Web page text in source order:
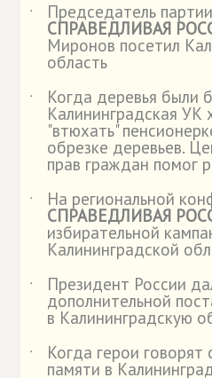
˙ Председатель партии
СПРАВЕДЛИВАЯ
Миронов посетил
область
˙
Когда деревья были
Калининградская УК
"втюхать"
обрезке деревьев.
прав граждан помог
˙
На региональной
СПРАВЕДЛИВАЯ
избирательной
Калининградской
˙
Президент России
дополнительной
в Калининградскую
˙
Когда герои говорят
памяти в